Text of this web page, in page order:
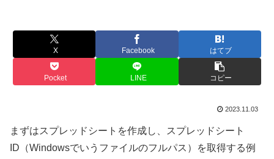
X Facebook はてブ
Pocket LINE コピー
2023.11.03
まずはスプレッドシートを作成し、スプレッドシート
ID（Windowsでいうファイルのフルパス）を取得する例